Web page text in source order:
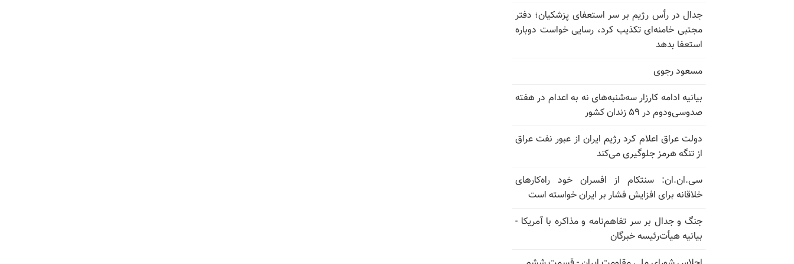
جدال در رأس رژیم بر سر استعفای پزشکیان؛ دفتر
مجتبی خامنه‌ای تکذیب کرد، رسایی خواست دوباره
استعفا بدهد
مسعود رجوی
بیانیه ادامه کارزار سه‌شنبه‌های نه به اعدام در هفته
صدوسی‌و‌دوم در ۵۹ زندان کشور
دولت عراق اعلام کرد رژیم ایران از عبور نفت عراق
از تنگه هرمز جلوگیری می‌کند
سی.ان.ان: سنتکام از افسران خود راه‌کارهای
خلاقانه برای افزایش فشار بر ایران خواسته است
جنگ و جدال بر سر تفاهم‌نامه و مذاکره با آمریکا -
بیانیه هیأت‌رئیسه خبرگان